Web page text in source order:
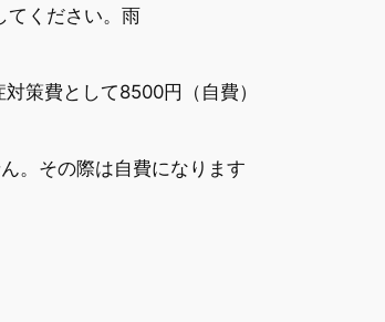
てください。雨
策費として8500円（自費）
。その際は自費になります